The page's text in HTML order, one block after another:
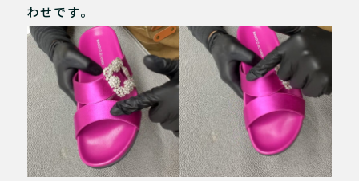
わせです。